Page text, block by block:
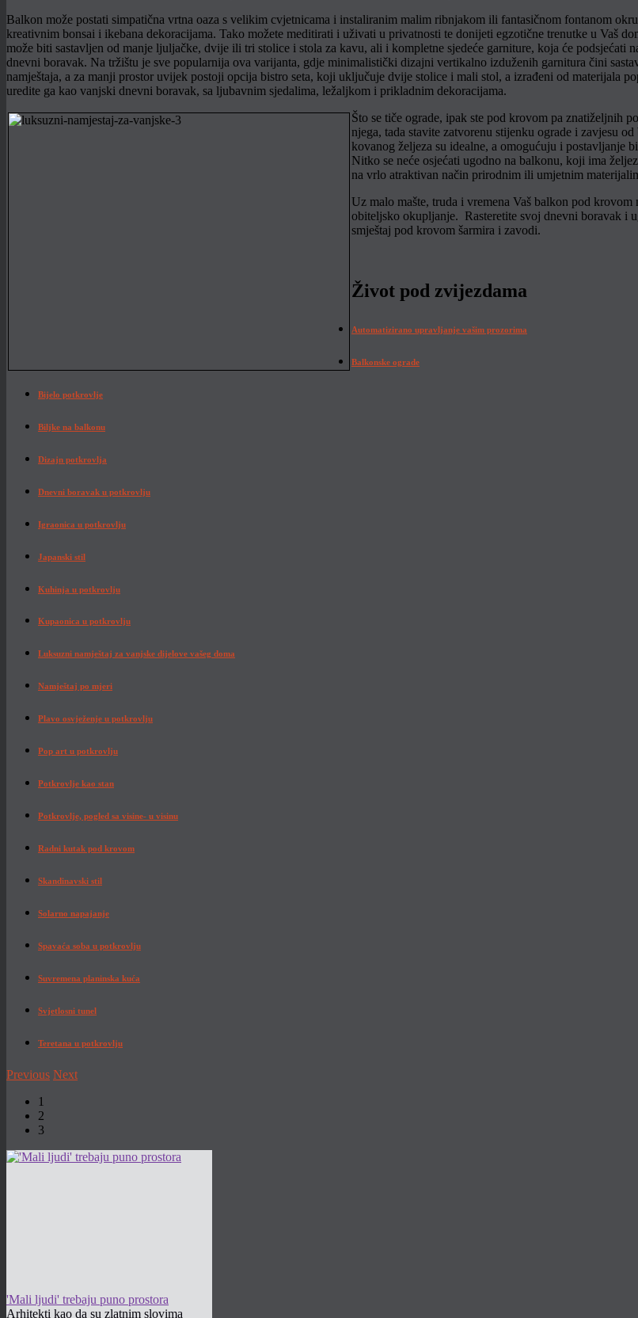
Balkon može postati simpatična vrtna oaza s velikim cvjetnicama i instaliranim malim ribnjakom ili fantasičnom fontanom
kreativnim bonsai i ikebana dekoracijama. Tako možete meditirati i uživati u privatnosti te donijeti egzotične trenutke u Vaš
može biti sastavljen od manje ljuljačke, dvije ili tri stolice i stola za kavu, ali i kompletne sjedeće garniture, koja će podsjećati
dnevni boravak. Na tržištu je sve popularnija ova varijanta, gdje minimalistički dizajni vertikalno izduženih garnitura čini
namještaja, a za manji prostor uvijek postoji opcija bistro seta, koji uključuje dvije stolice i mali stol, a izrađeni od materijala
uredite ga kao vanjski dnevni boravak, sa ljubavnim sjedalima, ležaljkom i prikladnim dekoracijama.
Što se tiče ograde, ipak ste pod krovom pa znatiželjnih
njega, tada stavite zatvorenu stijenku ograde i zavjesu
kovanog željeza su idealne, a omogućuju i postavljanje
Nitko se neće osjećati ugodno na balkonu, koji ima
na vrlo atraktivan način prirodnim ili umjetnim
Uz malo mašte, truda i vremena Vaš balkon pod
obiteljsko okupljanje. Rasteretite svoj dnevni boravak i
smještaj pod krovom šarmira i zavodi.
Život pod zvijezdama
Automatizirano upravljanje vašim prozorima
Balkonske ograde
Bijelo potkrovlje
Biljke na balkonu
Dizajn potkrovlja
Dnevni boravak u potkrovlju
Igraonica u potkrovlju
Japanski stil
Kuhinja u potkrovlju
Kupaonica u potkrovlju
Luksuzni namještaj za vanjske dijelove vašeg doma
Namještaj po mjeri
Plavo osvježenje u potkrovlju
Pop art u potkrovlju
Potkrovlje kao stan
Potkrovlje, pogled sa visine- u visinu
Radni kutak pod krovom
Skandinavski stil
Solarno napajanje
Spavaća soba u potkrovlju
Suvremena planinska kuća
Svjetlosni tunel
Teretana u potkrovlju
Previous Next
1
2
3
'Mali ljudi' trebaju puno prostora
Arhitekti kao da su zlatnim slovima